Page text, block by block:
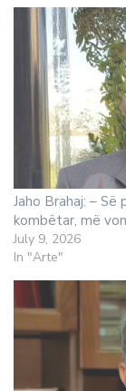
Jaho Brahaj: –
kombëtar, më
July 9, 2026
In "Arte"